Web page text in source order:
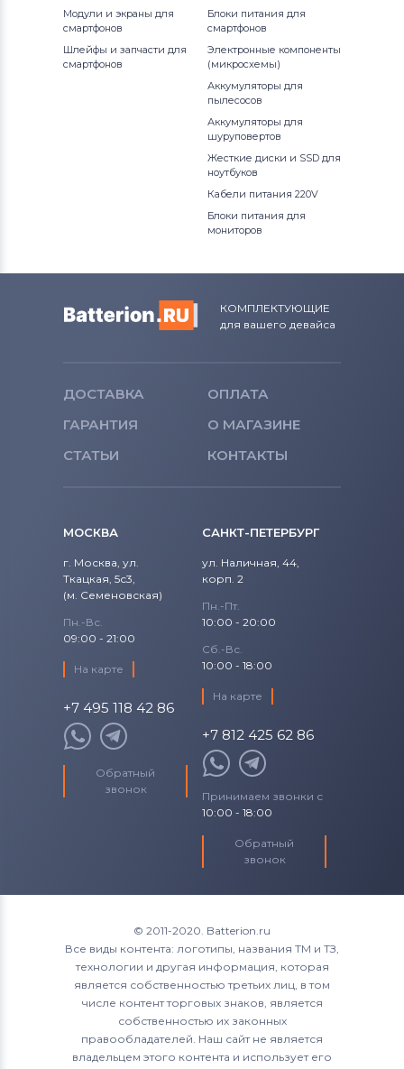
Модули и экраны для
смартфонов
Шлейфы и запчасти для
смартфонов
Блоки питания для
смартфонов
Электронные компоненты
(микросхемы)
Аккумуляторы для
пылесосов
Аккумуляторы для
шуруповертов
Жесткие диски и SSD для
ноутбуков
Кабели питания 220V
Блоки питания для
мониторов
КОМПЛЕКТУЮЩИЕ
для вашего девайса
ДОСТАВКА
ОПЛАТА
ГАРАНТИЯ
О МАГАЗИНЕ
СТАТЬИ
КОНТАКТЫ
МОСКВА
г. Москва, ул.
Ткацкая, 5с3,
(м. Семеновская)
Пн.-Вс.
09:00 - 21:00
На карте
+7 495 118 42 86
Обратный
звонок
САНКТ-ПЕТЕРБУРГ
ул. Наличная, 44,
корп. 2
Пн.-Пт.
10:00 - 20:00
Сб.-Вс.
10:00 - 18:00
На карте
+7 812 425 62 86
Принимаем звонки с
10:00 - 18:00
Обратный
звонок
© 2011-2020. Batterion.ru
Все виды контента: логотипы, названия ТМ и ТЗ,
технологии и другая информация, которая
является собственностью третьих лиц, в том
числе контент торговых знаков, является
собственностью их законных
правообладателей. Наш сайт не является
владельцем этого контента и использует его